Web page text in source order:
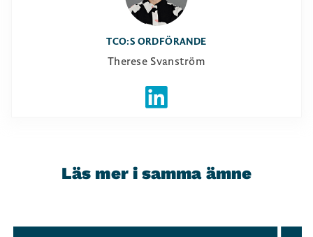
TCO:S ORDFÖRANDE
Therese Svanström
Läs mer i samma ämne